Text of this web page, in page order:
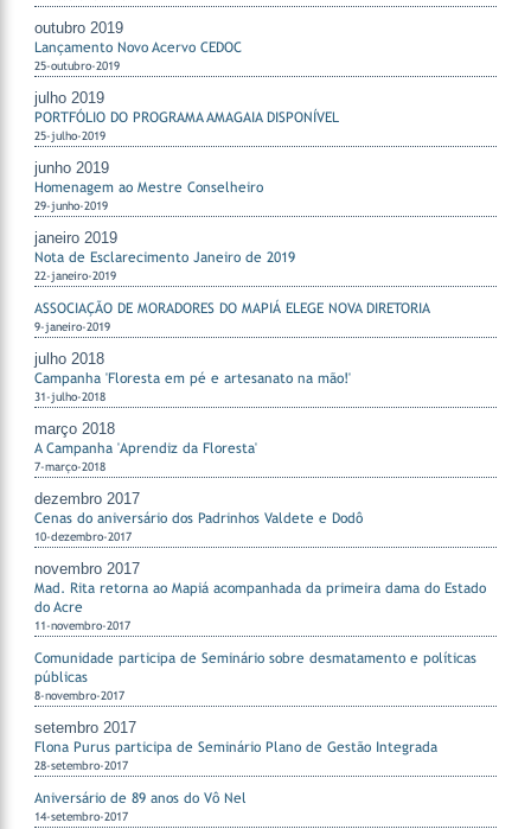
outubro 2019
Lançamento Novo Acervo CEDOC
25-outubro-2019
julho 2019
PORTFÓLIO DO PROGRAMA AMAGAIA DISPONÍVEL
25-julho-2019
junho 2019
Homenagem ao Mestre Conselheiro
29-junho-2019
janeiro 2019
Nota de Esclarecimento Janeiro de 2019
22-janeiro-2019
ASSOCIAÇÃO DE MORADORES DO MAPIÁ ELEGE NOVA DIRETORIA
9-janeiro-2019
julho 2018
Campanha 'Floresta em pé e artesanato na mão!'
31-julho-2018
março 2018
A Campanha 'Aprendiz da Floresta'
7-março-2018
dezembro 2017
Cenas do aniversário dos Padrinhos Valdete e Dodô
10-dezembro-2017
novembro 2017
Mad. Rita retorna ao Mapiá acompanhada da primeira dama do Estado
do Acre
11-novembro-2017
Comunidade participa de Seminário sobre desmatamento e políticas
públicas
8-novembro-2017
setembro 2017
Flona Purus participa de Seminário Plano de Gestão Integrada
28-setembro-2017
Aniversário de 89 anos do Vô Nel
14-setembro-2017